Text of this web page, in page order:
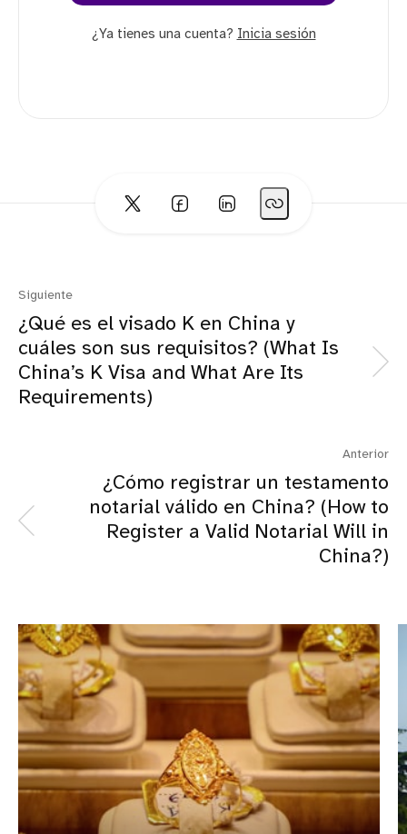
¿Ya tienes una cuenta? Inicia sesión
Siguiente
¿Qué es el visado K en China y
cuáles son sus requisitos? (What Is
China’s K Visa and What Are Its
Requirements)
Anterior
¿Cómo registrar un testamento
notarial válido en China? (How to
Register a Valid Notarial Will in
China?)